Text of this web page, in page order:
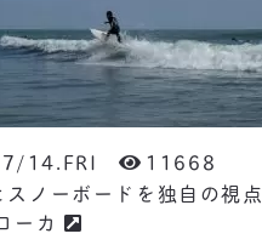
14.FRI
11668
スノーボードを独自の視点
ーカ